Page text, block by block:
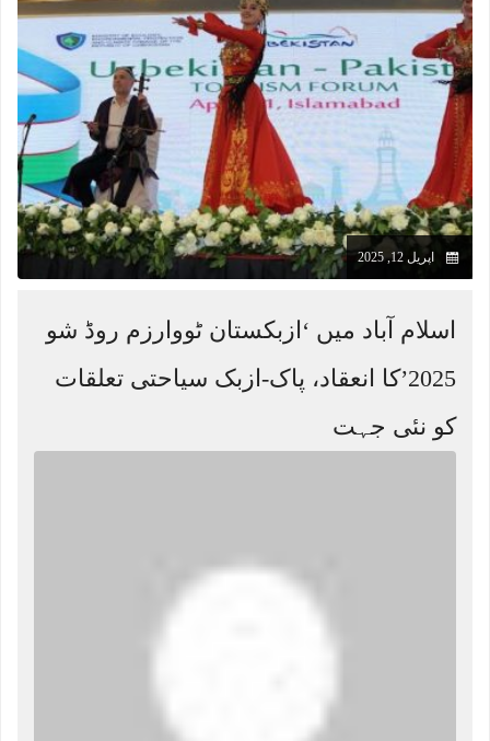
اپریل 12, 2025
اسلام آباد میں ‘ازبکستان ٹووارزم روڈ شو
2025’کا انعقاد، پاک-ازبک سیاحتی تعلقات
کو نئی جہت